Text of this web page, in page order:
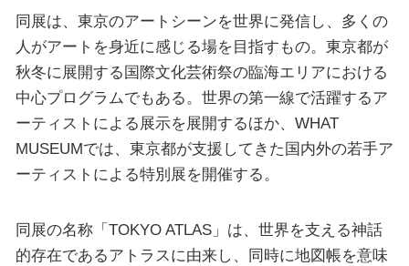
同展は、東京のアートシーンを世界に発信し、多くの
人がアートを身近に感じる場を目指すもの。東京都が
秋冬に展開する国際文化芸術祭の臨海エリアにおける
中心プログラムでもある。世界の第一線で活躍するア
ーティストによる展示を展開するほか、WHAT
MUSEUMでは、東京都が支援してきた国内外の若手ア
ーティストによる特別展を開催する。
同展の名称「TOKYO ATLAS」は、世界を支える神話
的存在であるアトラスに由来し、同時に地図帳を意味